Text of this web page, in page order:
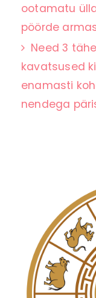
ootamatu
pöörde
Need 3
kavatsused
enamasti
nendega